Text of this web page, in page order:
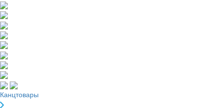
Канцтовары